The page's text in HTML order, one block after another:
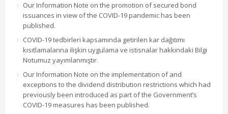
Our Information Note on the promotion of secured bond
issuances in view of the COVID-19 pandemic has been
published.
COVID-19 tedbirleri kapsamında getirilen kar dağıtımı
kısıtlamalarına ilişkin uygulama ve istisnalar hakkındaki Bilgi
Notumuz yayımlanmıştır.
Our Information Note on the implementation of and
exceptions to the dividend distribution restrictions which had
previously been introduced as part of the Government’s
COVID-19 measures has been published.